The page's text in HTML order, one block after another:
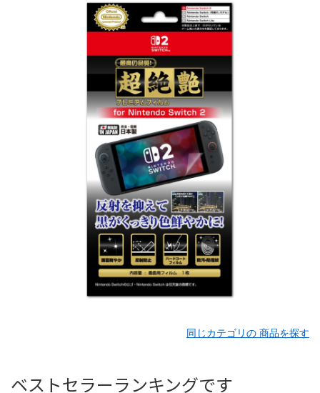
同じカテゴリの 商品を探す
ベストセラーランキングです